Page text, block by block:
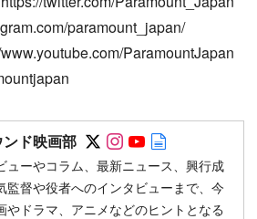
paramount_japan/
ParamountJapan
ド映画部 Follow on SNS
Follow on SNS
Follow on
ューやコラム、最新ニュース、興行成
監督や役者へのインタビューまで、今
やドラマ、アニメなどのヒントとなる